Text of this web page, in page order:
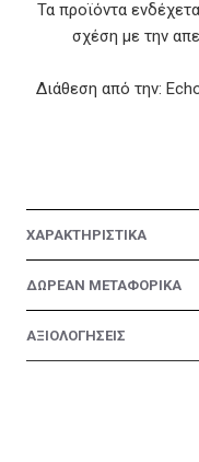
Τα προϊόντα
σχέση με την
Διάθεση από την:
ΧΑΡΑΚΤΗΡΙΣΤΙΚΑ
ΔΩΡΕΑΝ ΜΕΤΑΦΟΡΙΚΑ
ΑΞΙΟΛΟΓΗΣΕΙΣ